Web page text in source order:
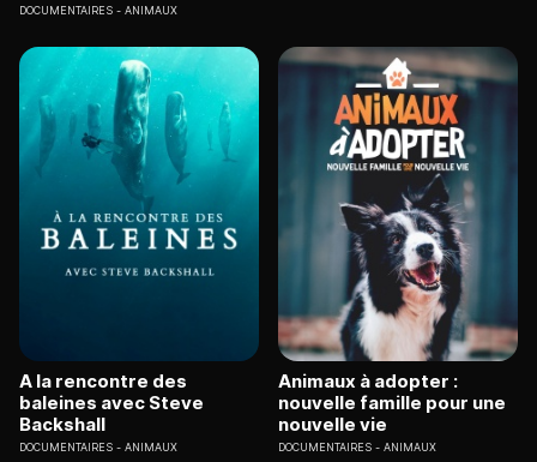
DOCUMENTAIRES ANIMAUX
A la rencontre des
baleines avec Steve
Backshall
DOCUMENTAIRES ANIMAUX
Animaux à adopter :
nouvelle famille pour une
nouvelle vie
DOCUMENTAIRES ANIMAUX